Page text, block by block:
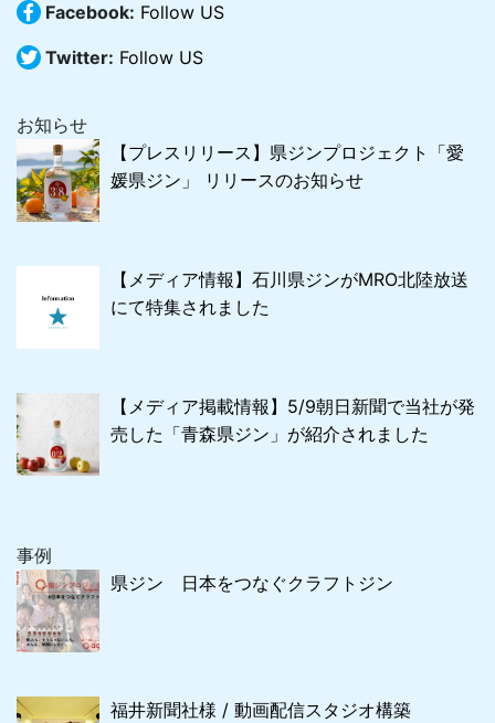
Facebook: Follow US
Twitter: Follow US
お知らせ
【プレスリリース】県ジンプロジェクト「愛
媛県ジン」 リリースのお知らせ
【メディア情報】石川県ジンがMRO北陸放送
にて特集されました
【メディア掲載情報】5/9朝日新聞で当社が発
売した「青森県ジン」が紹介されました
事例
県ジン 日本をつなぐクラフトジン
福井新聞社様 / 動画配信スタジオ構築